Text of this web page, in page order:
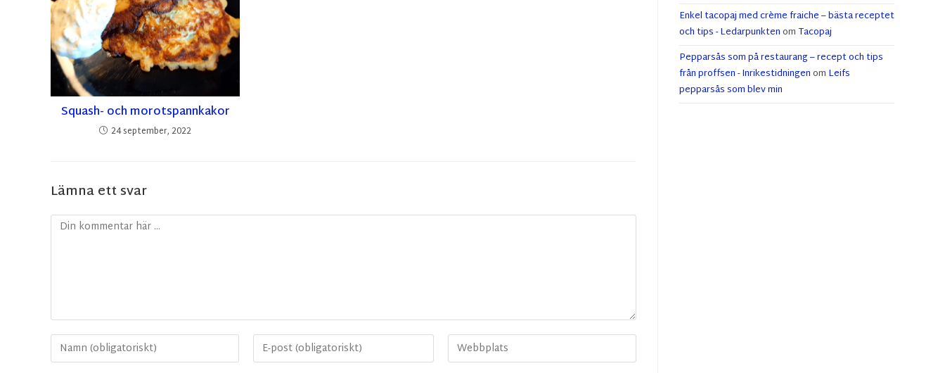
Squash- och morotspannkakor
24 september, 2022
Lämna ett svar
Enkel tacopaj med crème fraiche – bästa receptet
och tips - LedarpunktenomTacopaj
Pepparsås som på restaurang – recept och tips
från proffsen - Inrikestidningenom Leifs
pepparsås som blev min